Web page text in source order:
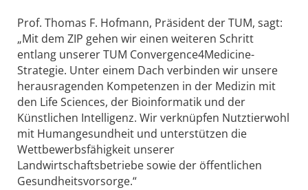
Prof. Thomas F. Hofmann, Präsident der TUM, sagt:
„Mit dem ZIP gehen wir einen weiteren Schritt
entlang unserer TUM Convergence4Medicine-
Strategie. Unter einem Dach verbinden wir unsere
herausragenden Kompetenzen in der Medizin mit
den Life Sciences, der Bioinformatik und der
Künstlichen Intelligenz. Wir verknüpfen Nutztierwohl
mit Humangesundheit und unterstützen die
Wettbewerbsfähigkeit unserer
Landwirtschaftsbetriebe sowie der öffentlichen
Gesundheitsvorsorge.“